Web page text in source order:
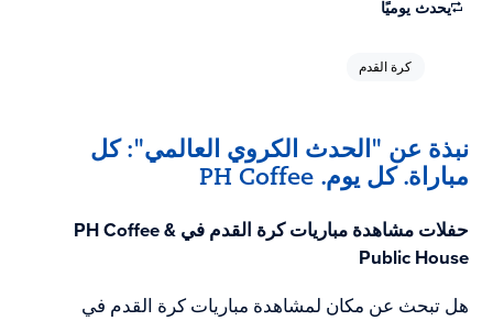
يحدث يوميًا
كرة القدم
نبذة عن "الحدث الكروي العالمي": كل
مباراة. كل يوم. PH Coffee
حفلات مشاهدة مباريات كرة القدم في PH Coffee &
Public House
هل تبحث عن مكان لمشاهدة مباريات كرة القدم في